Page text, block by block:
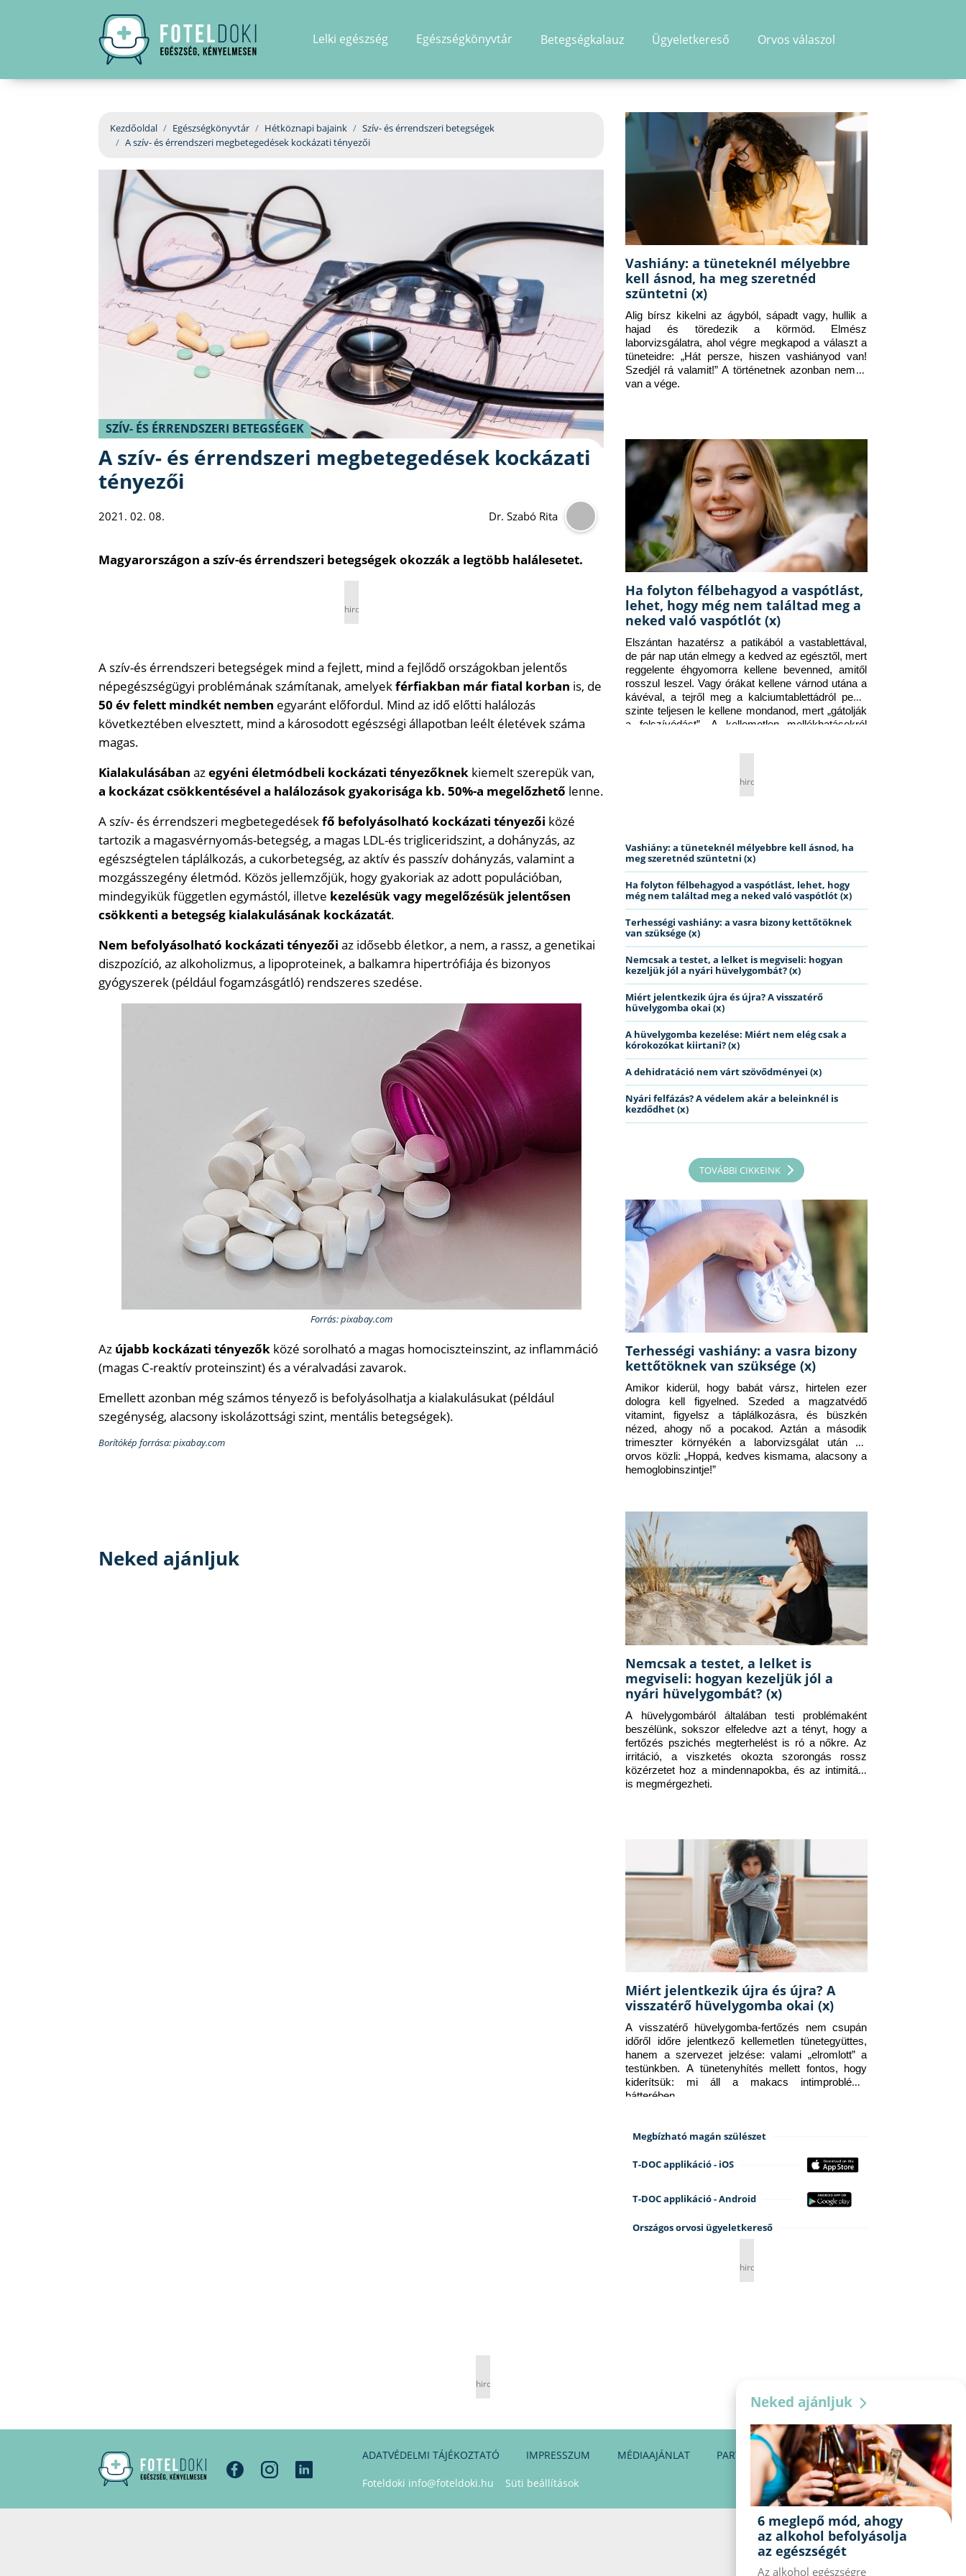
Lelki egészség Egészségkönyvtár Betegségkalauz Ügyeletkereső Orvos válaszol
Kezdőoldal Egészségkönyvtár Hétköznapi bajaink
Szív- és érrendszeri betegségek
A szív- és érrendszeri megbetegedések kockázati tényezői
SZÍV- ÉS ÉRRENDSZERI BETEGSÉGEK
A szív- és érrendszeri megbetegedések kockázati
tényezői
2021. 02. 08. Dr. Szabó Rita
Magyarországon a szív-és érrendszeri betegségek okozzák a legtöbb halálesetet.
hirdetés
A szív-és érrendszeri betegségek mind a fejlett, mind a fejlődő országokban jelentős
népegészségügyi problémának számítanak, amelyekférfiakban már fiatal korban is, de
50 év felett mindkét nemben egyaránt előfordul. Mind az idő előtti halálozás
következtében elvesztett, mind a károsodott egészségi állapotban leélt életévek száma
magas.
Kialakulásában azegyéni életmódbeli kockázati tényezőknek kiemelt szerepük van,
a kockázat csökkentésével a halálozások gyakorisága kb. 50%-a megelőzhető lenne.
A szív- és érrendszeri megbetegedésekfő befolyásolható kockázati tényezői közé
tartozik a magasvérnyomás-betegség, a magas LDL-és trigliceridszint, a dohányzás, az
egészségtelen táplálkozás, a cukorbetegség, az aktív és passzív dohányzás, valamint a
mozgásszegény életmód. Közös jellemzőjük, hogy gyakoriak az adott populációban,
mindegyikük független egymástól, illetve kezelésük vagy megelőzésük jelentősen
csökkenti a betegség kialakulásának kockázatát.
Nem befolyásolható kockázati tényezői az idősebb életkor, a nem, a rassz, a genetikai
diszpozíció, az alkoholizmus, a lipoproteinek, a balkamra hipertrófiája és bizonyos
gyógyszerek (például fogamzásgátló) rendszeres szedése.
Forrás: pixabay.com
Az újabb kockázati tényezők közé sorolható a magas homociszteinszint, az inflammáció
(magas C-reaktív proteinszint) és a véralvadási zavarok.
Emellett azonban még számos tényező is befolyásolhatja a kialakulásukat (például
szegénység, alacsony iskolázottsági szint, mentális betegségek).
Borítókép forrása: pixabay.com
Neked ajánljuk
Vashiány: a tüneteknél mélyebbre
kell ásnod, ha meg szeretnéd
szüntetni (x)
Alig bírsz kikelni az ágyból, sápadt vagy, hullik a
hajad és töredezik a körmöd. Elmész
laborvizsgálatra, ahol végre megkapod a választ a
tüneteidre: „Hát persze, hiszen vashiányod van!
Szedjél rá valamit!” A történetnek azonban nem itt
van a vége.
Ha folyton félbehagyod a vaspótlást,
lehet, hogy még nem találtad meg a
neked való vaspótlót (x)
Elszántan hazatérsz a patikából a vastablettával,
de pár nap után elmegy a kedved az egésztől, mert
reggelente éhgyomorra kellene bevenned, amitől
rosszul leszel. Vagy órákat kellene várnod utána a
kávéval, a tejről meg a kalciumtablettádról pedig
szinte teljesen le kellene mondanod, mert „gátolják
a felszívódást”. A kellemetlen mellékhatásokról
hirdetés
Vashiány: a tüneteknél mélyebbre kell ásnod, ha
meg szeretnéd szüntetni (x)
Ha folyton félbehagyod a vaspótlást, lehet, hogy
még nem találtad meg a neked való vaspótlót (x)
Terhességi vashiány: a vasra bizony kettőtöknek
van szüksége (x)
Nemcsak a testet, a lelket is megviseli: hogyan
kezeljük jól a nyári hüvelygombát? (x)
Miért jelentkezik újra és újra? A visszatérő
hüvelygomba okai (x)
A hüvelygomba kezelése: Miért nem elég csak a
kórokozókat kiirtani? (x)
A dehidratáció nem várt szövődményei (x)
Nyári felfázás? A védelem akár a beleinknél is
kezdődhet (x)
TOVÁBBI CIKKEINK
Terhességi vashiány: a vasra bizony
kettőtöknek van szüksége (x)
Amikor kiderül, hogy babát vársz, hirtelen ezer
dologra kell figyelned. Szeded a magzatvédő
vitamint, figyelsz a táplálkozásra, és büszkén
nézed, ahogy nő a pocakod. Aztán a második
trimeszter környékén a laborvizsgálat után az
orvos közli: „Hoppá, kedves kismama, alacsony a
hemoglobinszintje!”
Nemcsak a testet, a lelket is
megviseli: hogyan kezeljük jól a
nyári hüvelygombát? (x)
A hüvelygombáról általában testi problémaként
beszélünk, sokszor elfeledve azt a tényt, hogy a
fertőzés pszichés megterhelést is ró a nőkre. Az
irritáció, a viszketés okozta szorongás rossz
közérzetet hoz a mindennapokba, és az intimitást
is megmérgezheti.
Miért jelentkezik újra és újra? A
visszatérő hüvelygomba okai (x)
A visszatérő hüvelygomba-fertőzés nem csupán
időről időre jelentkező kellemetlen tünetegyüttes,
hanem a szervezet jelzése: valami „elromlott” a
testünkben. A tünetenyhítés mellett fontos, hogy
kiderítsük: mi áll a makacs intimprobléma
hátterében.
Megbízható magán szülészet
T-DOC applikáció - iOS
T-DOC applikáció - Android
Országos orvosi ügyeletkereső
hirdetés
hirdetés
ADATVÉDELMI TÁJÉKOZTATÓ IMPRESSZUM MÉDIAAJÁNLAT PARTNEREINK KAPCSOLAT
Foteldoki info@foteldoki.hu Süti beállítások
Neked ajánljuk
6 meglepő mód, ahogy
az alkohol befolyásolja
az egészségét
Az alkohol egészségre